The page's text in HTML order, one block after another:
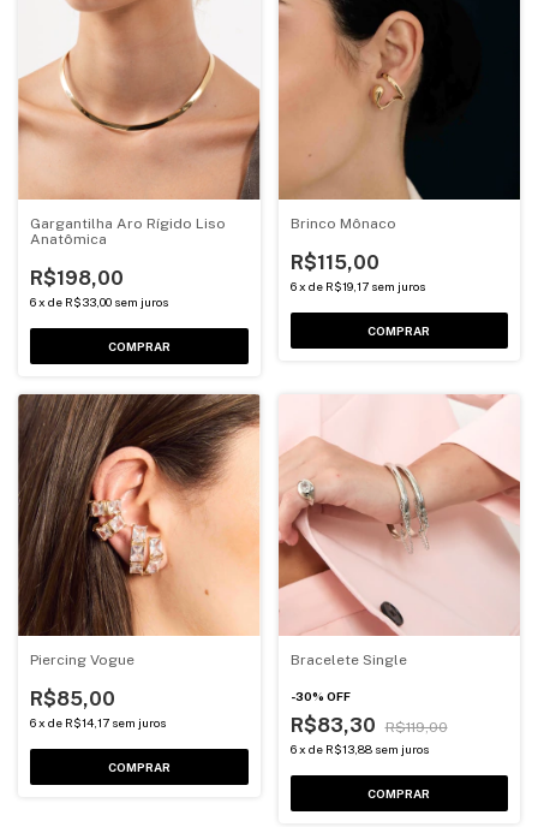
Gargantilha Aro Rígido Liso
Anatômica
R$198,00
6x de R$33,00 sem juros
COMPRAR
Brinco Mônaco
R$115,00
6 x de R$19,17 sem juros
COMPRAR
Piercing Vogue
R$85,00
6x de R$14,17 sem juros
COMPRAR
Bracelete Single
-30% OFF
R$83,30 R$119,00
6 x de R$13,88 sem juros
COMPRAR